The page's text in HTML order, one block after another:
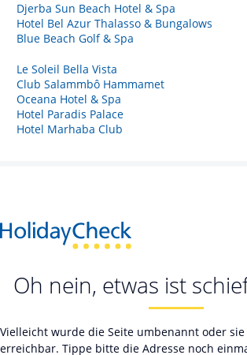
Djerba Sun Beach Hotel & Spa
Hotel Bel Azur Thalasso & Bungalows
Blue Beach Golf & Spa
Le Soleil Bella Vista
Club Salammbô Hammamet
Oceana Hotel & Spa
Hotel Paradis Palace
Hotel Marhaba Club
Oh nein, etwas ist
Vielleicht wurde die Seite umbenannt oder
erreichbar. Tippe bitte die Adresse noch